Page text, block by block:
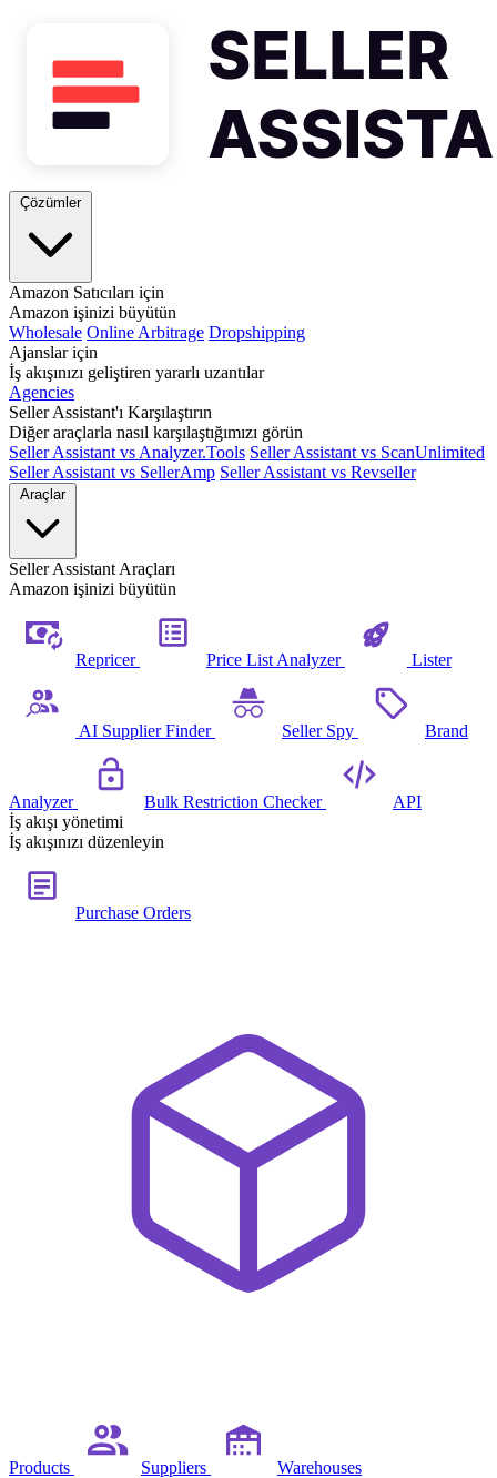
Çözümler
Amazon Satıcıları için
Amazon işinizi büyütün
Wholesale Online Arbitrage Dropshipping
Ajanslar için
İş akışınızı geliştiren yararlı uzantılar
Agencies
Seller Assistant'ı Karşılaştırın
Diğer araçlarla nasıl karşılaştığımızı görün
Seller Assistant vs Analyzer.Tools Seller Assistant vs ScanUnlimited
Seller Assistant vs SellerAmp Seller Assistant vs Revseller
Araçlar
Seller Assistant Araçları
Amazon işinizi büyütün
Repricer Price List Analyzer Lister
AI Supplier Finder Seller Spy Brand
Analyzer Bulk Restriction Checker
API
İş akışı yönetimi
İş akışınızı düzenleyin
Purchase Orders
Products Suppliers Warehouses